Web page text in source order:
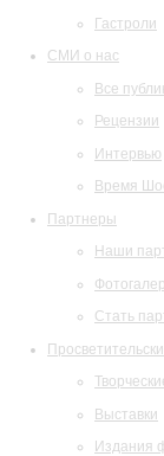
Гастроли
СМИ о нас
Все
Рецензии
Интервью
Время
Партнеры
Наши
Стать
Выставки
Издания